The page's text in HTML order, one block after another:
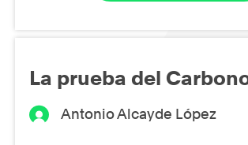
La prueba del
Antonio Alcayde López